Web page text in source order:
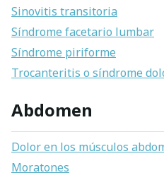
Sinovitis transitoria
Síndrome facetario lumbar
Síndrome piriforme
Trocanteritis o síndrome
Abdomen
Dolor en los músculos
Moratones